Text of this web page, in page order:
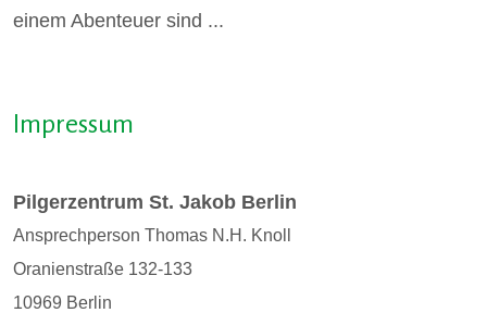
einem Abenteuer sind ...
Impressum
Pilgerzentrum St. Jakob Berlin
Ansprechperson Thomas N.H. Knoll
Oranienstraße 132-133
10969 Berlin